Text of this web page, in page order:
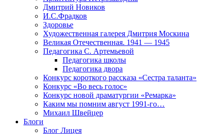
Дмитрий Новиков
И.С.Фрадков
Здоровье
Художественная галерея Дмитрия Москина
Великая Отечественная. 1941 — 1945
Педагогика С. Артемьевой
Педагогика школы
Педагогика двора
Конкурс короткого рассказа «Сестра таланта»
Конкурс «Во весь голос»
Конкурс новой драматургии «Ремарка»
Каким мы помним август 1991-го…
Михаил Швейцер
Блоги
Блог Лицея